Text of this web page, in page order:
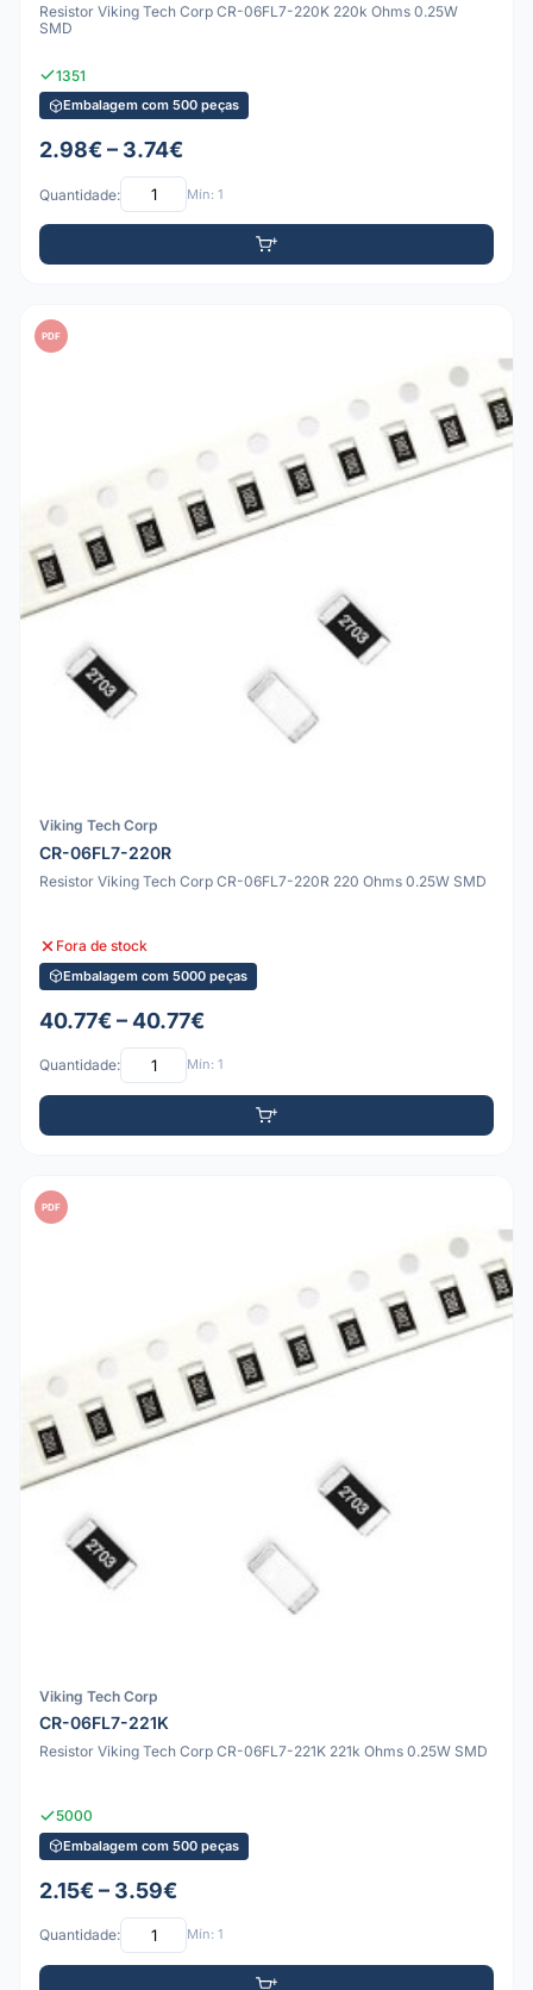
Resistor Viking Tech Corp CR-06FL7-220K 220k Ohms 0.25W
SMD
1351
Embalagem com 500 peças
2.98€ – 3.74€
Quantidade: Mín: 1
PDF
Viking Tech Corp
CR-06FL7-220R
Resistor Viking Tech Corp CR-06FL7-220R 220 Ohms 0.25W SMD
Fora de stock
Embalagem com 5000 peças
40.77€ – 40.77€
Quantidade: Mín: 1
PDF
Viking Tech Corp
CR-06FL7-221K
Resistor Viking Tech Corp CR-06FL7-221K 221k Ohms 0.25W SMD
5000
Embalagem com 500 peças
2.15€ – 3.59€
Quantidade: Mín: 1